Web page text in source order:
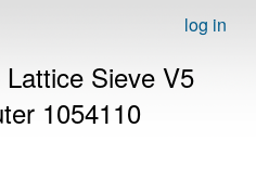
log in
Sieve V5
1054110